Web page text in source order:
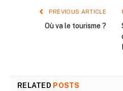
PREVIOUS ARTICLE
Où va le tourisme ?
RELATED POSTS